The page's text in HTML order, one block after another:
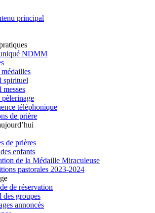
principal
NDMM
médailles
spirituel
téléphonique
de prière
de prières
enfants
de la Médaille Miraculeuse
pastorales 2023-2024
de réservation
des groupes
annoncés